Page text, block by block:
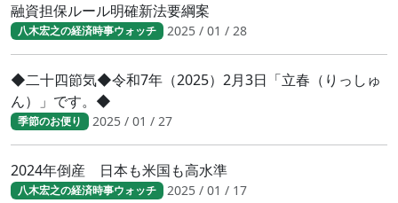
融資担保ルール明確新法要綱案
八木宏之の経済時事ウォッチ 2025 / 01 / 28
◆二十四節気◆令和7年（2025）2月3日「立春（りっしゅ
ん）」です。◆
季節のお便り 2025 / 01 / 27
2024年倒産 日本も米国も高水準
八木宏之の経済時事ウォッチ 2025 / 01 / 17